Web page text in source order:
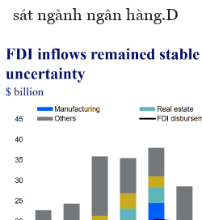
sát ngành ngân hàng.D